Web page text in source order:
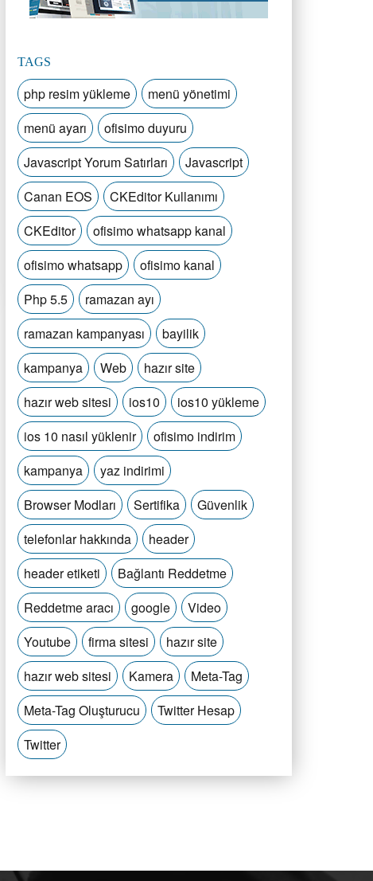
TAGS
php resim yükleme
menü yönetimi
menü ayarı
ofisimo duyuru
Javascript Yorum Satırları
Javascript
Canan EOS
CKEditor Kullanımı
CKEditor
ofisimo whatsapp kanal
ofisimo whatsapp
ofisimo kanal
Php 5.5
ramazan ayı
ramazan kampanyası
bayilik
kampanya
Web
hazır site
hazır web sitesi
ios10
ios10 yükleme
ios 10 nasıl yüklenir
ofisimo indirim
kampanya
yaz indirimi
Browser Modları
Sertifika
Güvenlik
telefonlar hakkında
header
header etiketi
Bağlantı Reddetme
Reddetme aracı
google
Video
Youtube
firma sitesi
hazır site
hazır web sitesi
Kamera
Meta-Tag
Meta-Tag Oluşturucu
Twitter Hesap
Twitter